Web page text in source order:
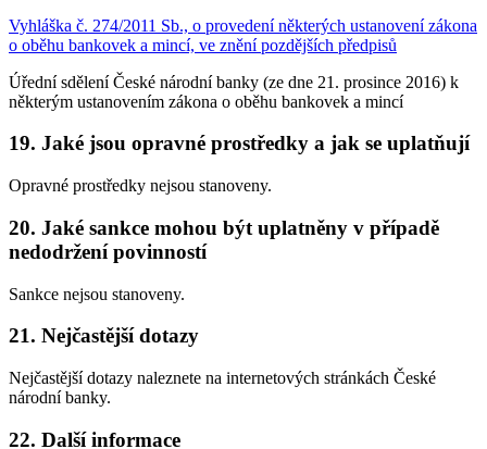
Vyhláška č. 274/2011 Sb., o provedení některých ustanovení zákona
o oběhu bankovek a mincí, ve znění pozdějších předpisů
Úřední sdělení České národní banky (ze dne 21. prosince 2016) k
některým ustanovením zákona o oběhu bankovek a mincí
19. Jaké jsou opravné prostředky a jak se uplatňují
Opravné prostředky nejsou stanoveny.
20. Jaké sankce mohou být uplatněny v případě
nedodržení povinností
Sankce nejsou stanoveny.
21. Nejčastější dotazy
Nejčastější dotazy naleznete na internetových stránkách České
národní banky.
22. Další informace